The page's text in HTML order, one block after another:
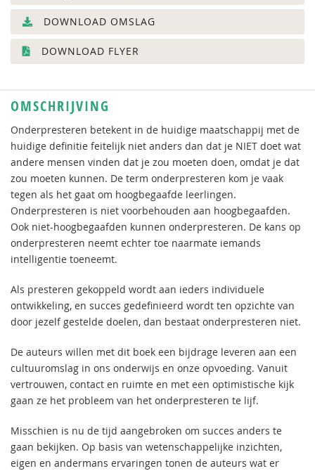
DOWNLOAD OMSLAG
DOWNLOAD FLYER
OMSCHRIJVING
Onderpresteren betekent in de huidige maatschappij met de
huidige definitie feitelijk niet anders dan dat je NIET doet wat
andere mensen vinden dat je zou moeten doen, omdat je dat
zou moeten kunnen. De term onderpresteren kom je vaak
tegen als het gaat om hoogbegaafde leerlingen.
Onderpresteren is niet voorbehouden aan hoogbegaafden.
Ook niet-hoogbegaafden kunnen onderpresteren. De kans op
onderpresteren neemt echter toe naarmate iemands
intelligentie toeneemt.
Als presteren gekoppeld wordt aan ieders individuele
ontwikkeling, en succes gedefinieerd wordt ten opzichte van
door jezelf gestelde doelen, dan bestaat onderpresteren niet.
De auteurs willen met dit boek een bijdrage leveren aan een
cultuuromslag in ons onderwijs en onze opvoeding. Vanuit
vertrouwen, contact en ruimte en met een optimistische kijk
gaan ze het probleem van het onderpresteren te lijf.
Misschien is nu de tijd aangebroken om succes anders te
gaan bekijken. Op basis van wetenschappelijke inzichten,
eigen en andermans ervaringen tonen de auteurs wat er